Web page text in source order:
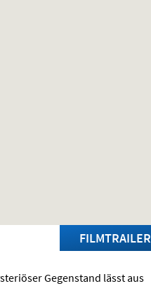
FILMTRAILER
Gegenstand lässt aus